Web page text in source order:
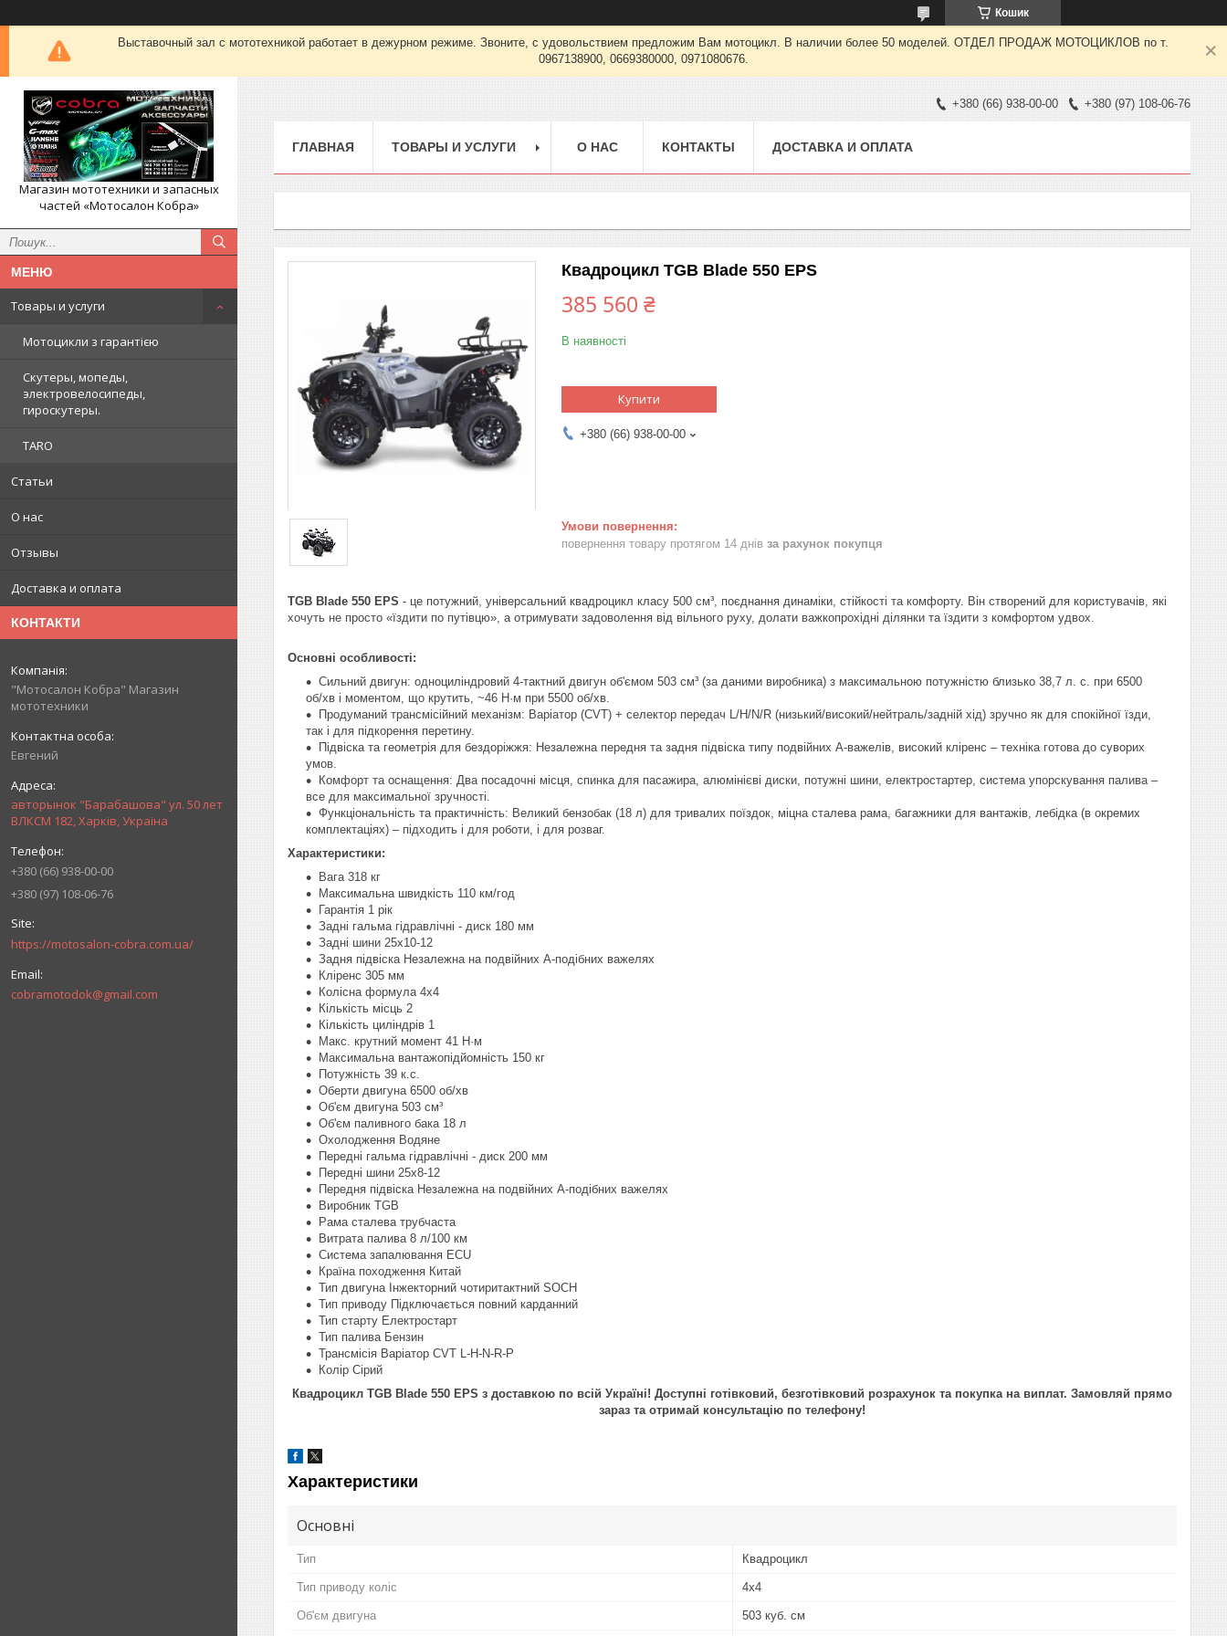
Кошик
Выставочный зал с мототехникой работает в дежурном режиме. Звоните, с удовольствием предложим Вам мотоцикл. В наличии более 50 моделей. ОТДЕЛ ПРОДАЖ МОТОЦИКЛОВ по т.
0967138900, 0669380000, 0971080676.
Магазин мототехники и запасных
частей «Мотосалон Кобра»
Товары и услуги
Мотоцикли з гарантією
Скутеры, мопеды,
электровелосипеды,
гироскутеры.
TARO
Статьи
О нас
Отзывы
Доставка и оплата
КОНТАКТИ
"Мотосалон Кобра" Магазин
мототехники
Евгений
авторынок "Барабашова" ул. 50 лет
ВЛКСМ 182, Харків, Україна
+380 (66) 938-00-00
+380 (97) 108-06-76
https://motosalon-cobra.com.ua/
cobramotodok@gmail.com
+380 (66) 938-00-00 +380 (97) 108-06-76
ГЛАВНАЯ ТОВАРЫ И УСЛУГИ О НАС КОНТАКТЫ ДОСТАВКА И ОПЛАТА
Квадроцикл TGB Blade 550 EPS
385 560 ₴
В наявності
Купити
+380 (66) 938-00-00
повернення товару протягом 14 днів за рахунок покупця
TGB Blade 550 EPS - це потужний, універсальний квадроцикл класу 500 см³, поєднання динаміки, стійкості та комфорту. Він створений для користувачів, які
хочуть не просто «їздити по путівцю», а отримувати задоволення від вільного руху, долати важкопрохідні ділянки та їздити з комфортом удвох.
Основні особливості:
Сильний двигун: одноциліндровий 4-тактний двигун об'ємом 503 см³ (за даними виробника) з максимальною потужністю близько 38,7 л. с. при 6500
об/хв і моментом, що крутить, ~46 Н·м при 5500 об/хв.
Продуманий трансмісійний механізм: Варіатор (CVT) + селектор передач L/H/N/R (низький/високий/нейтраль/задній хід) зручно як для спокійної їзди,
так і для підкорення перетину.
Підвіска та геометрія для бездоріжжя: Незалежна передня та задня підвіска типу подвійних А-важелів, високий кліренс – техніка готова до суворих
умов.
Комфорт та оснащення: Два посадочні місця, спинка для пасажира, алюмінієві диски, потужні шини, електростартер, система упорскування палива –
все для максимальної зручності.
Функціональність та практичність: Великий бензобак (18 л) для тривалих поїздок, міцна сталева рама, багажники для вантажів, лебідка (в окремих
комплектаціях) – підходить і для роботи, і для розваг.
Характеристики:
Вага 318 кг
Максимальна швидкість 110 км/год
Гарантія 1 рік
Задні гальма гідравлічні - диск 180 мм
Задні шини 25х10-12
Задня підвіска Незалежна на подвійних А-подібних важелях
Кліренс 305 мм
Колісна формула 4х4
Кількість місць 2
Кількість циліндрів 1
Макс. крутний момент 41 Н·м
Максимальна вантажопідйомність 150 кг
Потужність 39 к.с.
Оберти двигуна 6500 об/хв
Об'єм двигуна 503 см³
Об'єм паливного бака 18 л
Охолодження Водяне
Передні гальма гідравлічні - диск 200 мм
Передні шини 25х8-12
Передня підвіска Незалежна на подвійних А-подібних важелях
Виробник TGB
Рама сталева трубчаста
Витрата палива 8 л/100 км
Система запалювання ECU
Країна походження Китай
Тип двигуна Інжекторний чотиритактний SOCH
Тип приводу Підключається повний карданний
Тип старту Електростарт
Тип палива Бензин
Трансмісія Варіатор CVT L-H-N-R-P
Колір Сірий
Квадроцикл TGB Blade 550 EPS з доставкою по всій Україні! Доступні готівковий, безготівковий розрахунок та покупка на виплат. Замовляй прямо
зараз та отримай консультацію по телефону!
Характеристики
Основні
Тип Квадроцикл
Тип приводу коліс 4х4
Об'єм двигуна 503 куб. см